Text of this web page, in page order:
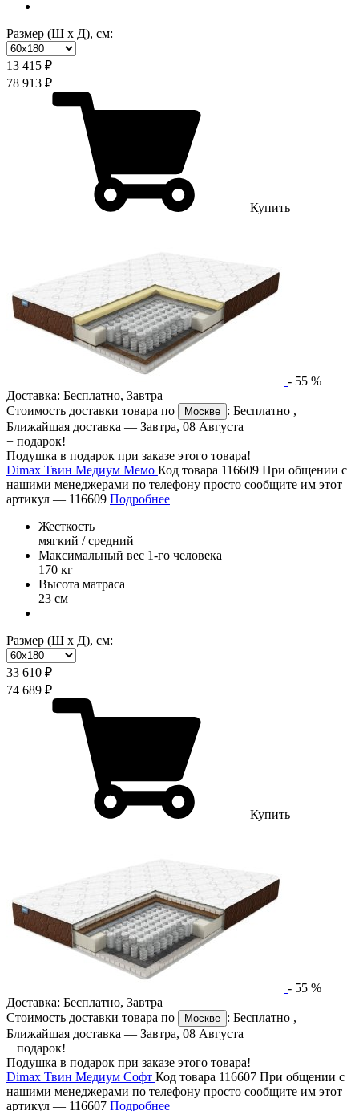
Размер (Ш х Д), см:
13 415 ₽
78 913 ₽
Купить
- 55 %
Доставка: Бесплатно, Завтра
Стоимость доставки товара по
Москве : Бесплатно ,
Ближайшая доставка — Завтра, 08 Августа
+ подарок!
Подушка в подарок при заказе этого товара!
Dimax Твин Медиум Мемо Код товара 116609 При общении с
нашими менеджерами по телефону просто сообщите им этот
артикул — 116609 Подробнее
Жесткость
мягкий / средний
Максимальный вес 1-го человека
170 кг
Высота матраса
23 см
Размер (Ш х Д), см:
33 610 ₽
74 689 ₽
Купить
- 55 %
Доставка: Бесплатно, Завтра
Стоимость доставки товара по
Москве : Бесплатно ,
Ближайшая доставка — Завтра, 08 Августа
+ подарок!
Подушка в подарок при заказе этого товара!
Dimax Твин Медиум Софт Код товара 116607 При общении с
нашими менеджерами по телефону просто сообщите им этот
артикул — 116607 Подробнее